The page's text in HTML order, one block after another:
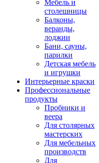
Мебель и
столешницы
Балконы,
веранды,
лоджии
Бани, сауны,
парилки
Детская мебель
и игрушки
Интерьерные краски
Профессиональные
продукты
Пробники и
веера
Для столярных
мастерских
Для мебельных
производств
Для